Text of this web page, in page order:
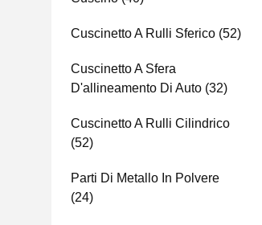
Cuscinetto A Rulli Sferico (52)
Cuscinetto A Sfera
D'allineamento Di Auto (32)
Cuscinetto A Rulli Cilindrico
(52)
Parti Di Metallo In Polvere
(24)